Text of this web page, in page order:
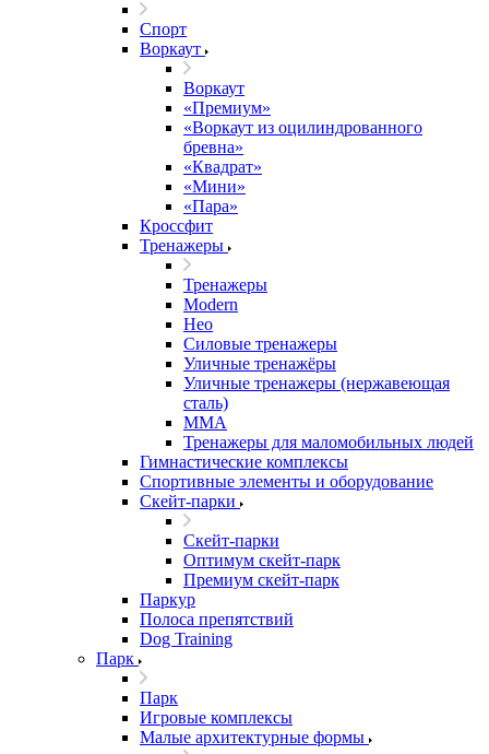
Спорт
Воркаут
Воркаут
«Премиум»
«Воркаут из оцилиндрованного
бревна»
«Квадрат»
«Мини»
«Пара»
Кроссфит
Тренажеры
Тренажеры
Modern
Нео
Силовые тренажеры
Уличные тренажёры
Уличные тренажеры (нержавеющая
сталь)
ММА
Тренажеры для маломобильных людей
Гимнастические комплексы
Спортивные элементы и оборудование
Скейт-парки
Скейт-парки
Оптимум скейт-парк
Премиум скейт-парк
Паркур
Полоса препятствий
Dog Training
Парк
Парк
Игровые комплексы
Малые архитектурные формы